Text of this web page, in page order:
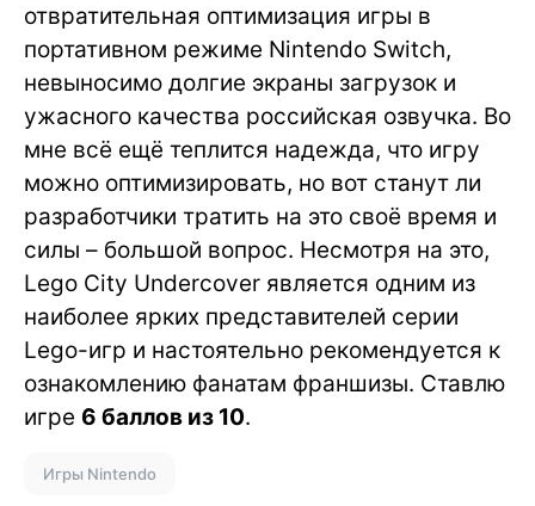
отвратительная оптимизация игры в
портативном режиме Nintendo Switch,
невыносимо долгие экраны загрузок и
ужасного качества российская озвучка. Во
мне всё ещё теплится надежда, что игру
можно оптимизировать, но вот станут ли
разработчики тратить на это своё время и
силы – большой вопрос. Несмотря на это,
Lego City Undercover является одним из
наиболее ярких представителей серии
Lego-игр и настоятельно рекомендуется к
ознакомлению фанатам франшизы. Ставлю
игре 6 баллов из 10.
Игры Nintendo